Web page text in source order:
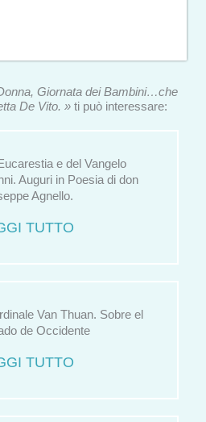
Giornata dei Bambini…che
De Vito. » ti può interessare:
e del Vangelo
Auguri in Poesia di don
Agnello.
TUTTO
Van Thuan. Sobre el
de Occidente
TUTTO